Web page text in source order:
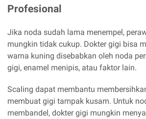
Profesional
Jika noda sudah lama menempel,
mungkin tidak cukup. Dokter gigi bisa
warna kuning disebabkan oleh noda
gigi, enamel menipis, atau faktor lain.
Scaling dapat membantu
membuat gigi tampak kusam. Untuk
membandel, dokter gigi mungkin